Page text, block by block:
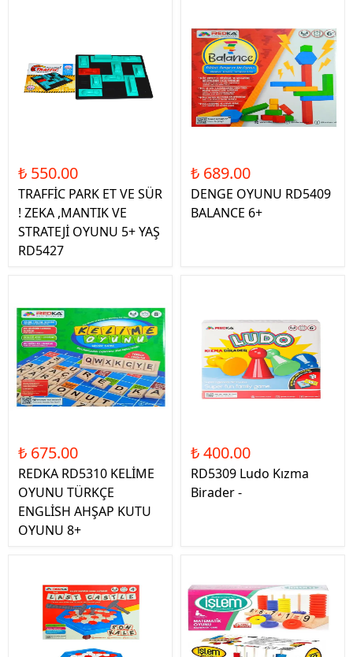
₺ 550.00
TRAFFİC PARK ET VE SÜR
! ZEKA ,MANTIK VE
STRATEJİ OYUNU 5+ YAŞ
RD5427
₺ 689.00
DENGE OYUNU RD5409
BALANCE 6+
₺ 675.00
REDKA RD5310 KELİME
OYUNU TÜRKÇE
ENGLİSH AHŞAP KUTU
OYUNU 8+
₺ 400.00
RD5309 Ludo Kızma
Birader -